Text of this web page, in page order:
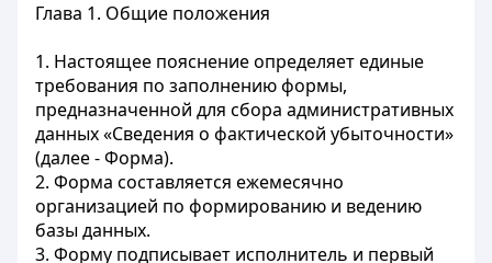
Глава 1. Общие положения
1. Настоящее пояснение определяет единые
требования по заполнению формы,
предназначенной для сбора административных
данных «Сведения о фактической убыточности»
(далее - Форма).
2. Форма составляется ежемесячно
организацией по формированию и ведению
базы данных.
3. Форму подписывает исполнитель и первый